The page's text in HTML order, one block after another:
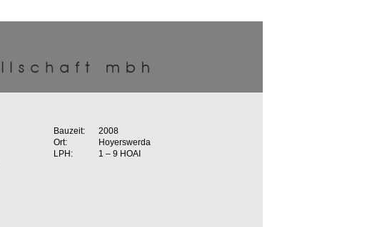
Bauzeit:
Ort:
LPH:
2008
Hoyerswerda
1 – 9 HOAI